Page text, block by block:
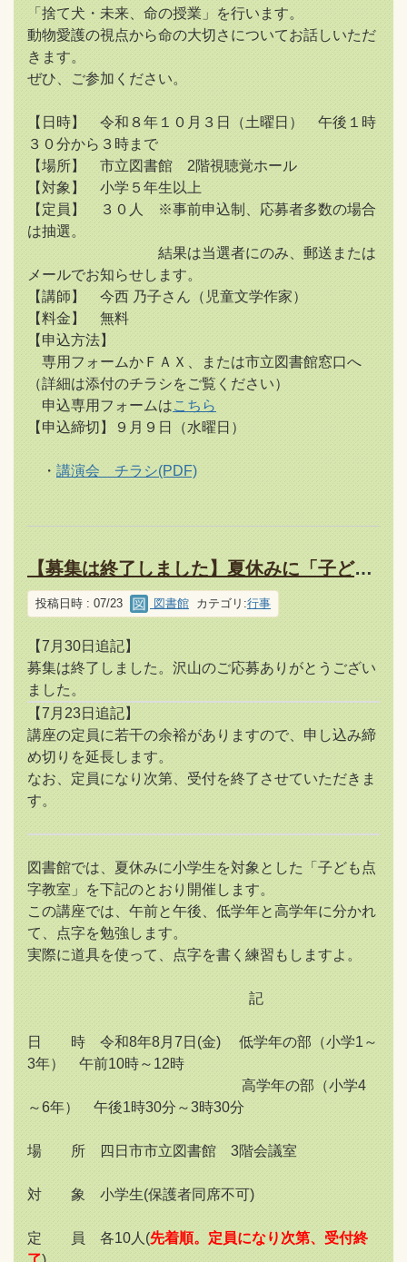
「捨て犬・未来、命の授業」を行います。
動物愛護の視点から命の大切さについてお話しいただ
きます。
ぜひ、ご参加ください。
【日時】 令和８年１０月３日（土曜日） 午後１時
３０分から３時まで
【場所】 市立図書館 2階視聴覚ホール
【対象】 小学５年生以上
【定員】 ３０人 ※事前申込制、応募者多数の場合
は抽選。
結果は当選者にのみ、郵送または
メールでお知らせします。
【講師】 今西 乃子さん（児童文学作家）
【料金】 無料
【申込方法】
専用フォームかＦＡＸ、または市立図書館窓口へ
（詳細は添付のチラシをご覧ください）
申込専用フォームはこちら
【申込締切】９月９日（水曜日）
・ 講演会 チラシ(PDF)
【募集は終了しました】夏休みに「子ども点字教室」を開催します！
投稿日時 : 07/23 図書館 カテゴリ:行事
【7月30日追記】
募集は終了しました。沢山のご応募ありがとうござい
ました。
【7月23日追記】
講座の定員に若干の余裕がありますので、申し込み締
め切りを延長します。
なお、定員になり次第、受付を終了させていただきま
す。
図書館では、夏休みに小学生を対象とした「子ども点
字教室」を下記のとおり開催します。
この講座では、午前と午後、低学年と高学年に分かれ
て、点字を勉強します。
実際に道具を使って、点字を書く練習もしますよ。
記
日 時 令和8年8月7日(金) 低学年の部（小学1～
3年） 午前10時～12時
高学年の部（小学4
～6年） 午後1時30分～3時30分
場 所 四日市市立図書館 3階会議室
対 象 小学生(保護者同席不可)
定 員 各10人(先着順。定員になり次第、受付終